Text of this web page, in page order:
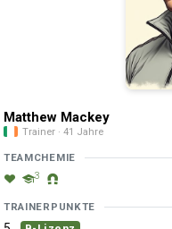
Matthew Mackey
Trainer · 41 Jahre
TEAMCHEMIE
3
TRAINERPUNKTE